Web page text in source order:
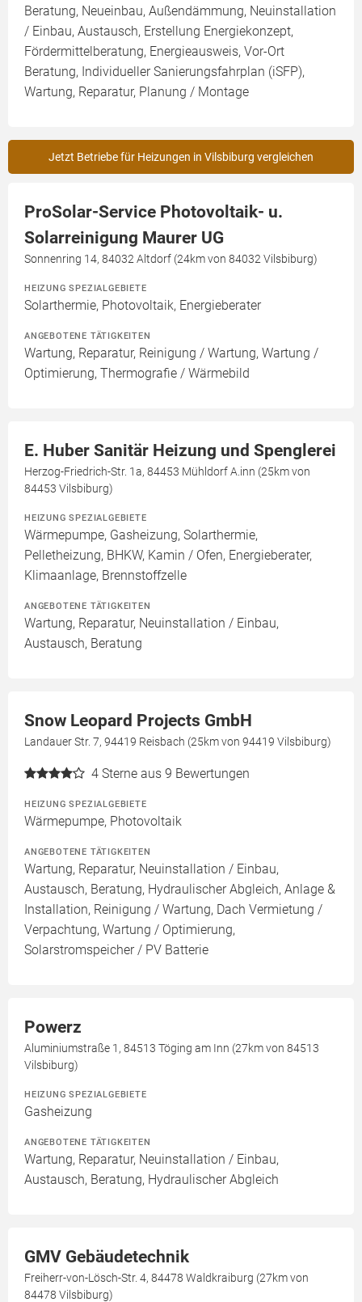
Beratung, Neueinbau, Außendämmung, Neuinstallation
/ Einbau, Austausch, Erstellung Energiekonzept,
Fördermittelberatung, Energieausweis, Vor-Ort
Beratung, Individueller Sanierungsfahrplan (iSFP),
Wartung, Reparatur, Planung / Montage
Jetzt Betriebe für Heizungen in Vilsbiburg vergleichen
ProSolar-Service Photovoltaik- u.
Solarreinigung Maurer UG
Sonnenring 14, 84032 Altdorf (24km von 84032 Vilsbiburg)
HEIZUNG SPEZIALGEBIETE
Solarthermie, Photovoltaik, Energieberater
ANGEBOTENE TÄTIGKEITEN
Wartung, Reparatur, Reinigung / Wartung, Wartung /
Optimierung, Thermografie / Wärmebild
E. Huber Sanitär Heizung und Spenglerei
Herzog-Friedrich-Str. 1a, 84453 Mühldorf A.inn (25km von
84453 Vilsbiburg)
HEIZUNG SPEZIALGEBIETE
Wärmepumpe, Gasheizung, Solarthermie,
Pelletheizung, BHKW, Kamin / Ofen, Energieberater,
Klimaanlage, Brennstoffzelle
ANGEBOTENE TÄTIGKEITEN
Wartung, Reparatur, Neuinstallation / Einbau,
Austausch, Beratung
Snow Leopard Projects GmbH
Landauer Str. 7, 94419 Reisbach (25km von 94419 Vilsbiburg)
4 Sterne aus 9 Bewertungen
HEIZUNG SPEZIALGEBIETE
Wärmepumpe, Photovoltaik
ANGEBOTENE TÄTIGKEITEN
Wartung, Reparatur, Neuinstallation / Einbau,
Austausch, Beratung, Hydraulischer Abgleich, Anlage &
Installation, Reinigung / Wartung, Dach Vermietung /
Verpachtung, Wartung / Optimierung,
Solarstromspeicher / PV Batterie
Powerz
Aluminiumstraße 1, 84513 Töging am Inn (27km von 84513
Vilsbiburg)
HEIZUNG SPEZIALGEBIETE
Gasheizung
ANGEBOTENE TÄTIGKEITEN
Wartung, Reparatur, Neuinstallation / Einbau,
Austausch, Beratung, Hydraulischer Abgleich
GMV Gebäudetechnik
Freiherr-von-Lösch-Str. 4, 84478 Waldkraiburg (27km von
84478 Vilsbiburg)